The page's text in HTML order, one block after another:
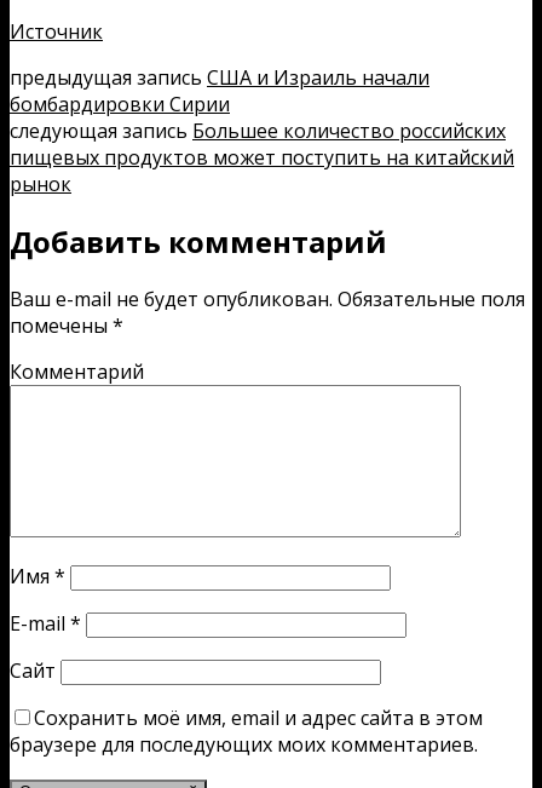
Источник
предыдущая запись США и Израиль начали
бомбардировки Сирии
следующая запись Большее количество российских
пищевых продуктов может поступить на китайский
рынок
Добавить комментарий
Ваш e-mail не будет опубликован. Обязательные поля
помечены *
Комментарий
Имя *
E-mail *
Сайт
Сохранить моё имя, email и адрес сайта в этом
браузере для последующих моих комментариев.